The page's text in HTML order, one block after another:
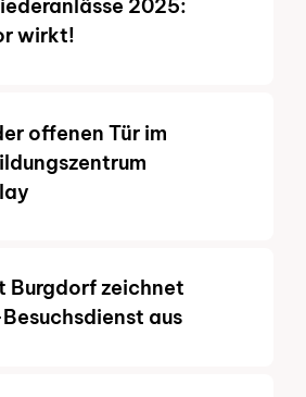
2025:
wirkt!
offenen Tür im
Burgdorf zeichnet
aus